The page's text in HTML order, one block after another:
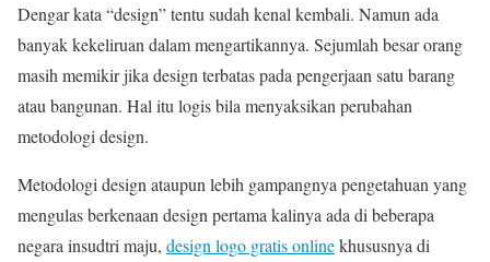
Dengar kata “design” tentu sudah kenal kembali. Namun ada
banyak kekeliruan dalam mengartikannya. Sejumlah besar orang
masih memikir jika design terbatas pada pengerjaan satu barang
atau bangunan. Hal itu logis bila menyaksikan perubahan
metodologi design.
Metodologi design ataupun lebih gampangnya pengetahuan yang
mengulas berkenaan design pertama kalinya ada di beberapa
negara insudtri maju, design logo gratis onlinekhususnya di